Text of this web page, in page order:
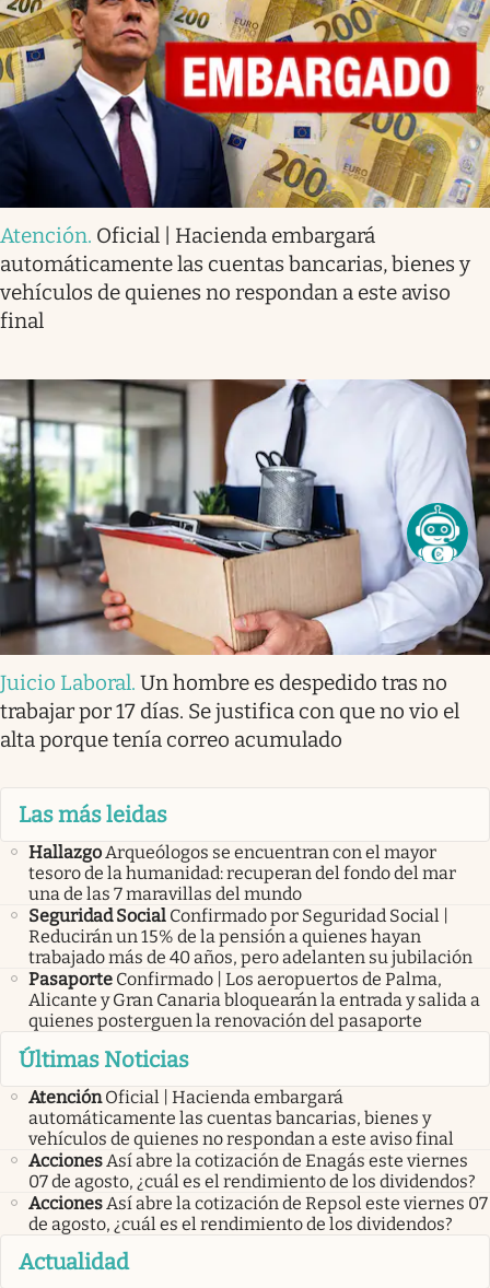
Atención. Oficial | Hacienda embargará
automáticamente las cuentas bancarias, bienes y
vehículos de quienes no respondan a este aviso
final
Juicio Laboral. Un hombre es despedido tras no
trabajar por 17 días. Se justifica con que no vio el
alta porque tenía correo acumulado
Las más leidas
HallazgoArqueólogos se encuentran con el mayor
tesoro de la humanidad: recuperan del fondo del mar
una de las 7 maravillas del mundo
Seguridad Social Confirmado por Seguridad Social |
Reducirán un 15% de la pensión a quienes hayan
trabajado más de 40 años, pero adelanten su jubilación
Pasaporte Confirmado | Los aeropuertos de Palma,
Alicante y Gran Canaria bloquearán la entrada y salida a
quienes posterguen la renovación del pasaporte
Últimas Noticias
Atención Oficial | Hacienda embargará
automáticamente las cuentas bancarias, bienes y
vehículos de quienes no respondan a este aviso final
AccionesAsí abre la cotización de Enagás este viernes
07 de agosto, ¿cuál es el rendimiento de los dividendos?
AccionesAsí abre la cotización de Repsol este viernes 07
de agosto, ¿cuál es el rendimiento de los dividendos?
Actualidad